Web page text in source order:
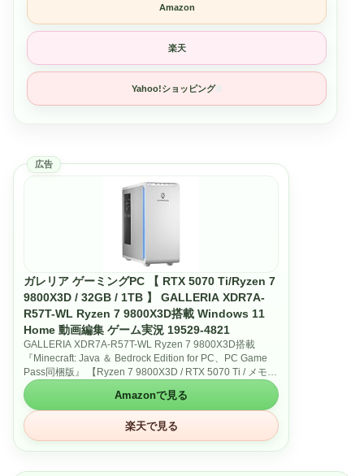
Amazon
楽天
Yahoo!ショッピング
広告
ガレリア ゲーミングPC 【 RTX 5070 Ti/Ryzen 7
9800X3D / 32GB / 1TB 】 GALLERIA XDR7A-
R57T-WL Ryzen 7 9800X3D搭載 Windows 11
Home 動画編集 ゲーム実況 19529-4821
GALLERIA XDR7A-R57T-WL Ryzen 7 9800X3D搭載
『Minecraft: Java ＆ Bedrock Edition for PC、PC Game
Pass同梱版』 【Ryzen 7 9800X3D / RTX 5070 Ti / メモリ
32GB / 1TB SSD 】ガレリアゲーミングデスクトップパソ
コン
■CPU：AMD Ryzen 7 9800X3D■グラフィック機能：
NVIDIA GeForce RTX 5070 Ti 16GB GDDR7 (HDMI x1，
DisplayPort x3)■メモリ：32GB (16GB×2) (DDR5-4800)■
ストレージ：1TB SSD (M.2 NVMe Gen4 DDRキャッシュ
TLC)
Amazonで見る
楽天で見る